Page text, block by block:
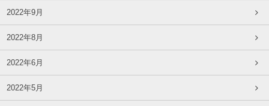
2022年9月
2022年8月
2022年6月
2022年5月